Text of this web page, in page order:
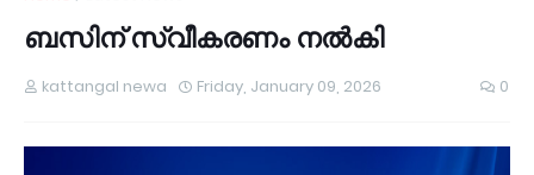
ബസിന് സ്വീകരണം നൽകി
kattangal newa Friday, January 09, 2026 0